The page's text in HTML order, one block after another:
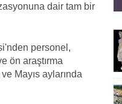
dair tam bir
personel,
ön araştırma
Mayıs aylarında